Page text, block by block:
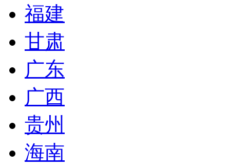
福建
甘肃
广东
广西
贵州
海南